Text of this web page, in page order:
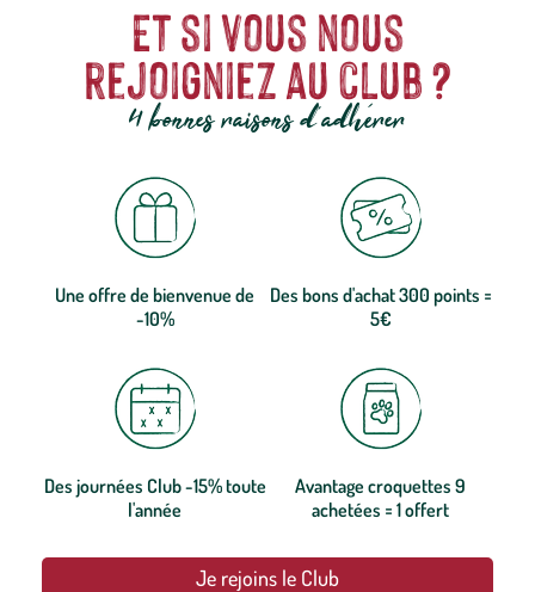
Et si vous nous
rejoigniez au club ?
4 bonnes raisons d'adhérer
Une offre de bienvenue de
-10%
Des bons d'achat 300 points =
5€
Des journées Club -15% toute
l'année
Avantage croquettes 9
achetées = 1 offert
Je rejoins le Club